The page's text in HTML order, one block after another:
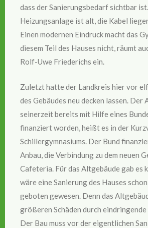
dass der Sanierungsbedarf sichtbar
Heizungsanlage ist alt, die Kabel
Einen modernen Eindruck macht das
diesem Teil des Hauses nicht, räumt
Rolf-Uwe Friederichs ein.
Zuletzt hatte der Landkreis hier vor
des Gebäudes neu decken lassen. Der
seinerzeit bereits mit Hilfe eines
finanziert worden, heißt es in der
Schillergymnasiums. Der Bund
Anbau, die Verbindung zu dem neuen
Cafeteria. Für das Altgebäude gab es
wäre eine Sanierung des Hauses
geboten gewesen. Denn das
größeren Schäden durch
Der Bau muss vor der eigentlichen